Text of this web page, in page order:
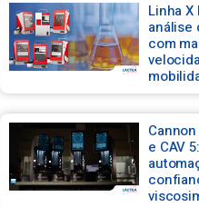
Linha X
análise
com
e CAV